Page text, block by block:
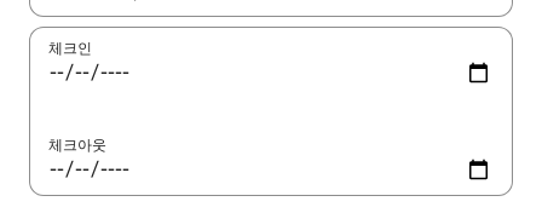
체크인
체크아웃